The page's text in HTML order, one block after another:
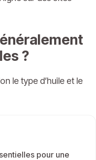
?
le type d’huile et le
pour une